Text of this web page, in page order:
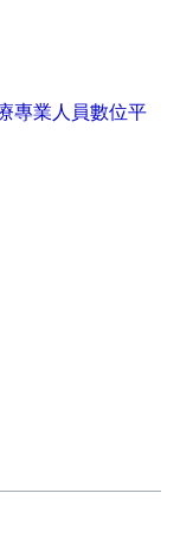
專業人員數位平